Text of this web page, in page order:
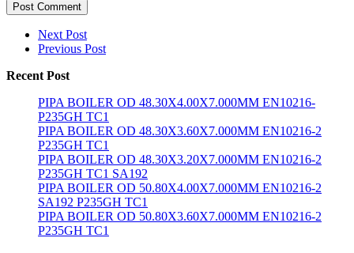
Post Comment
Next Post
Previous Post
Recent Post
PIPA BOILER OD 48.30X4.00X7.000MM EN10216-
P235GH TC1
PIPA BOILER OD 48.30X3.60X7.000MM EN10216-2
P235GH TC1
PIPA BOILER OD 48.30X3.20X7.000MM EN10216-2
P235GH TC1 SA192
PIPA BOILER OD 50.80X4.00X7.000MM EN10216-2
SA192 P235GH TC1
PIPA BOILER OD 50.80X3.60X7.000MM EN10216-2
P235GH TC1